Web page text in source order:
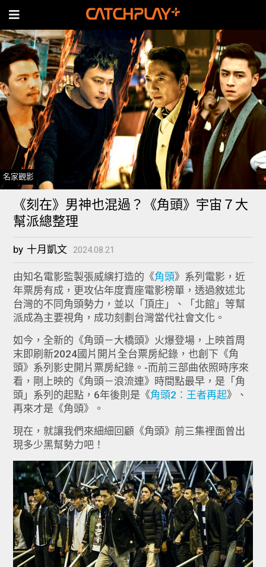
名家觀影
《刻在》男神也混過？《角頭》宇宙７大
幫派總整理
by 十月凱文 2024.08.21
由知名電影監製張威縯打造的《角頭》系列電影，近
年票房有成，更攻佔年度賣座電影榜單，透過敘述北
台灣的不同角頭勢力，並以「頂庄」、「北館」等幫
派成為主要視角，成功刻劃台灣當代社會文化。
如今，全新的《角頭－大橋頭》火爆登場，上映首周
末即刷新2024國片開片全台票房紀錄，也創下《角
頭》系列影史開片票房紀錄。-而前三部曲依照時序來
看，剛上映的《角頭－浪流連》時間點最早，是「角
頭」系列的起點，6年後則是《角頭2：王者再起》、
再來才是《角頭》。
現在，就讓我們來細細回顧《角頭》前三集裡面曾出
現多少黑幫勢力吧！